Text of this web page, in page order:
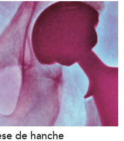
de hanche